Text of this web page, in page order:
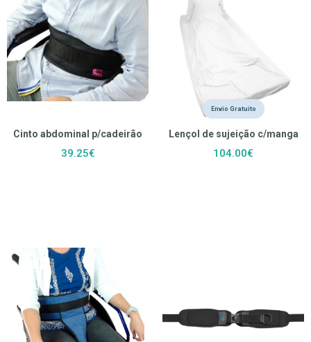
Cinto abdominal p/cadeirão
39.25€
Envio Gratuito
Lençol de sujeição c/manga
104.00€